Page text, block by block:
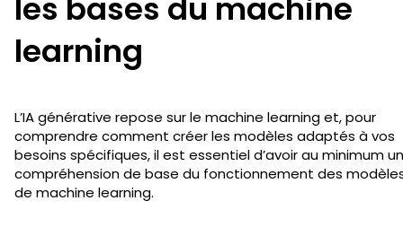
learning
L’IA générative repose sur le machine learning et, pour
comprendre comment créer les modèles adaptés à vos
besoins spécifiques, il est essentiel d’avoir au minimum
compréhension de base du fonctionnement des
de machine learning.